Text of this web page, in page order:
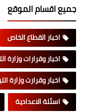
جميع اقسام الموقع
اخبار القطاع الخاص
اخبار وقرارات وزارة
اخبار وقرارت وزارة
اسئلة الاعدادية